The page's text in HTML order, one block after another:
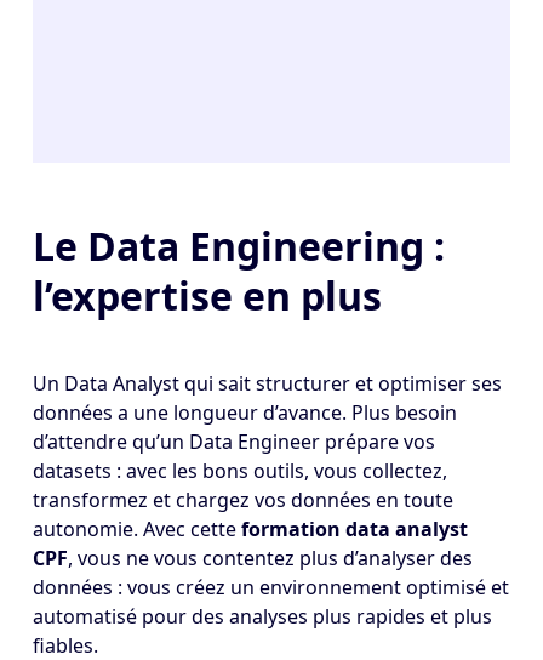
Le Data Engineering :
l’expertise en plus
Un Data Analyst qui sait structurer et optimiser ses
données a une longueur d’avance. Plus besoin
d’attendre qu’un Data Engineerprépare vos
datasets : avec les bons outils, vous collectez,
transformez et chargez vos données en toute
autonomie. Avec cetteformation data analyst
CPF, vous ne vous contentez plus d’analyser des
données : vous créez un environnement optimisé et
automatisé pour des analyses plus rapides et plus
fiables.